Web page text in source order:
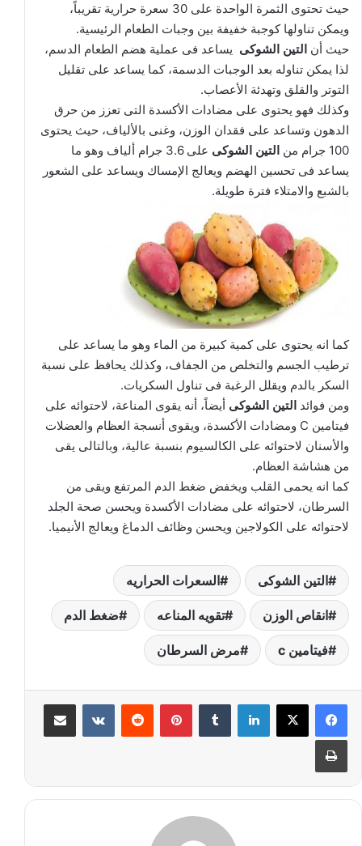
حيث تحتوى الثمرة الواحدة على 30 سعرة حرارية تقريباً،
ويمكن تناولها كوجبة خفيفة بين وجبات الطعام الرئيسية.
حيث أن التين الشوكى يساعد فى عملية هضم الطعام الدسم،
لذا يمكن تناوله بعد الوجبات الدسمة، كما يساعد على تقليل
التوتر والقلق وتهدئة الأعصاب.
وكذلك فهو يحتوى على مضادات الأكسدة التى تعزز من حرق
الدهون وتساعد على فقدان الوزن، وغنى بالألياف، حيث يحتوى
100 جرام من
التين الشوكى
على 3.6 جرام ألياف وهو ما
يساعد فى تحسين الهضم ويعالج الإمساك ويساعد على الشعور
بالشبع والامتلاء فترة طويلة.
كما انه يحتوى على كمية كبيرة من الماء وهو ما يساعد على
ترطيب الجسم والتخلص من الجفاف، وكذلك يحافظ على نسبة
السكر بالدم ويقلل الرغبة فى تناول السكريات.
ومن فوائد التين الشوكى أيضاً، أنه يقوى المناعة، لاحتوائه على
فيتامين C ومضادات الأكسدة، ويقوى أنسجة العظام والعضلات
والأسنان لاحتوائه على الكالسيوم بنسبة عالية، وبالتالى يقى
من هشاشة العظام.
كما انه يحمى القلب ويخفض ضغط الدم المرتفع ويقى من
السرطان، لاحتوائه على مضادات الأكسدة ويحسن صحة الجلد
لاحتوائه على الكولاجين ويحسن وظائف الدماغ ويعالج الأنيميا.
التين الشوكى السعرات الحراريه
انقاص الوزن تقويه المناعه ضغط الدم
فيتامين c مرض السرطان
لينكدإن بينتيريست